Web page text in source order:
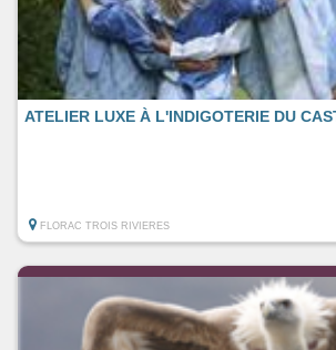
ATELIER LUXE À L'INDIGOTERIE DU
FLORAC TROIS RIVIERES